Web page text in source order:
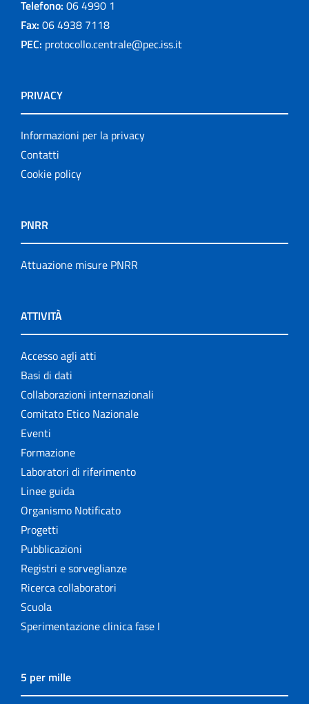
Telefono: 06 4990 1
Fax: 06 4938 7118
PEC: protocollo.centrale@pec.iss.it
PRIVACY
Informazioni per la privacy
Contatti
Cookie policy
PNRR
Attuazione misure PNRR
ATTIVITÀ
Accesso agli atti
Basi di dati
Collaborazioni internazionali
Comitato Etico Nazionale
Eventi
Formazione
Laboratori di riferimento
Linee guida
Organismo Notificato
Progetti
Pubblicazioni
Registri e sorveglianze
Ricerca collaboratori
Scuola
Sperimentazione clinica fase I
5 per mille